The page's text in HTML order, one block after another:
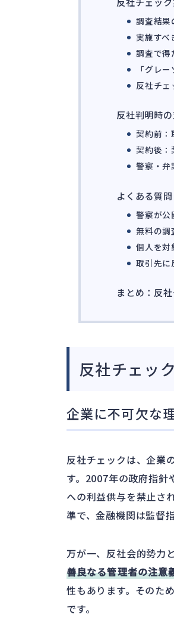
調査結果
実施すべ
調査で得
「グレ
反社チェ
反社判明時
契約前：
契約後：
警察・弁
よくある質問
警察が公
無料の調
個人を対
取引先に
まとめ：反
反社チェッ
企業に不可欠な
反社チェックは、企業
す。2007年の政府指針
への利益供与を禁止さ
準で、金融機関は監督
万が一、反社会的勢力
善良なる管理者の注意
性もあります。そのた
です。